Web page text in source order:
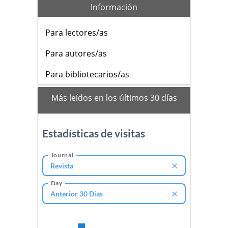
Información
Para lectores/as
Para autores/as
Para bibliotecarios/as
mas_vistos
Más leídos en los últimos 30 días